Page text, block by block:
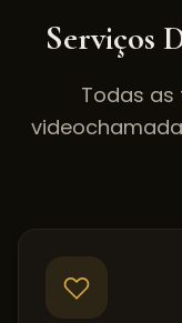
Serviços
Todas as